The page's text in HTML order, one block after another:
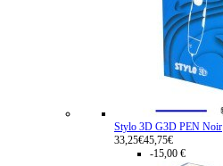
Stylo 3D G3D PEN Noir
33,25€45,75€
-15,00 €